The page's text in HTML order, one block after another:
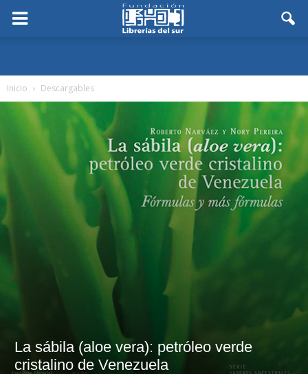
Inicio Descargables
La sábila (aloe vera): petróleo verde
cristalino de Venezuela